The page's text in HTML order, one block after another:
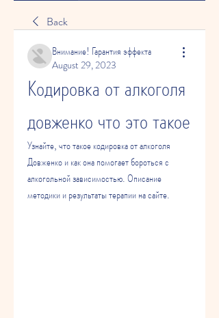
Back
Внимание! Гарантия эффекта
August 29, 2023
Кодировка от алкоголя
довженко что это такое
Узнайте, что такое кодировка от алкоголя
Довженко и как она помогает бороться с
алкогольной зависимостью. Описание
методики и результаты терапии на сайте.